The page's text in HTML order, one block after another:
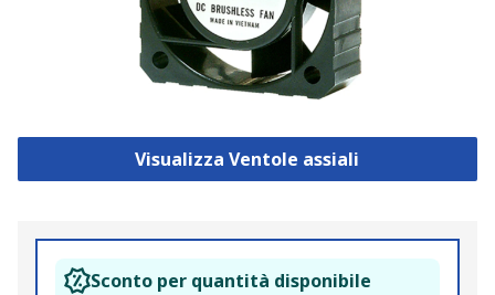
Visualizza Ventole assiali
Sconto per quantità disponibile